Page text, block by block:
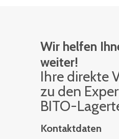
Wir helfen
weiter!
Ihre di­rek­te
zu den
BITO-
Kontaktdaten